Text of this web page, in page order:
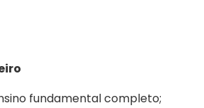
fundamental completo;